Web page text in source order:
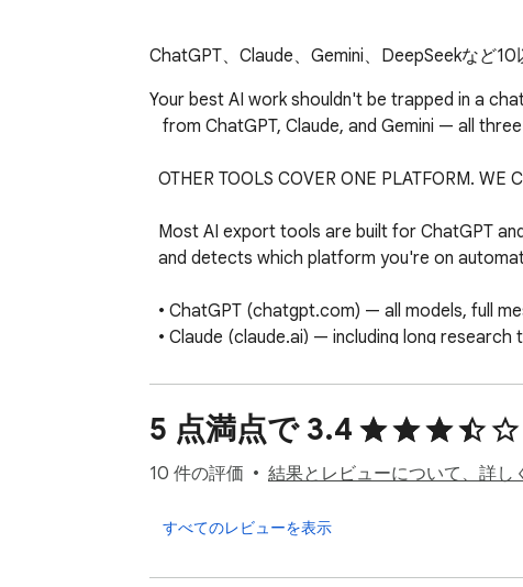
ChatGPT、Claude、Gemini、DeepSeekなど
Your best AI work shouldn't be trapped in a
  10 EXPORT FORMATS — MORE THAN ANY OTHER AI EXPORTER
  Choose the format that fits your workflow:
  • JSON (.json) — structured data, developer-ready, pipeline-friendly
5 点満点で 3.4
10 件の評価 結果とレビューについて、詳し
すべてのレビューを表示